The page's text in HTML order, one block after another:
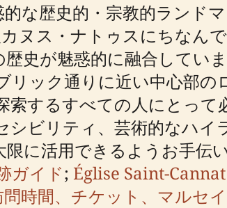
な歴史的・宗教的ランド
ヌス・ナトゥスにちなん
史が魅惑的に融合してい
ック通りに近い中心部の
するすべての人にとって
ビリティ、芸術的なハイ
に活用できるようお手伝
ガイド; Église Saint-
時間、チケット、マルセ